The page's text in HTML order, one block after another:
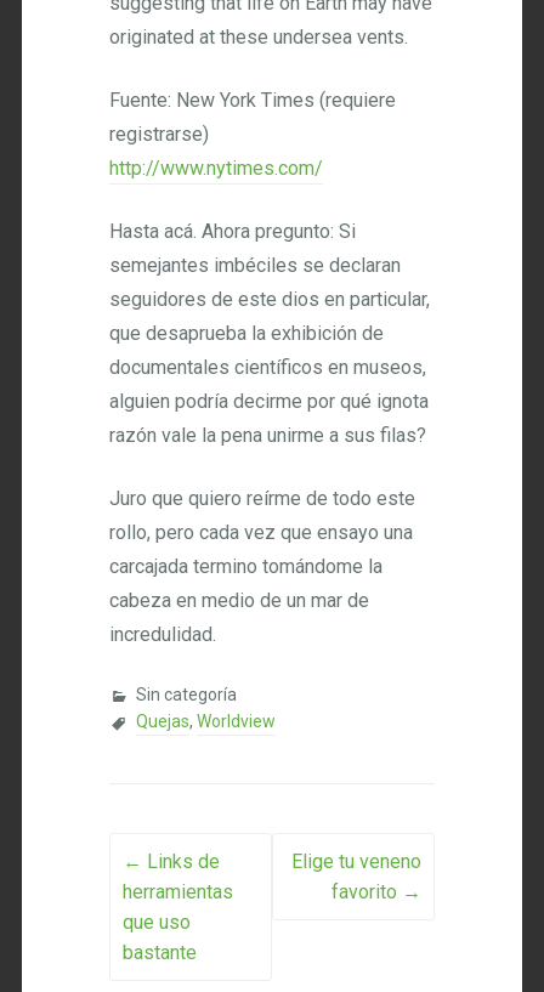
originated at these undersea vents.
Fuente: New York Times (requiere
registrarse)
http://www.nytimes.com/
Hasta acá. Ahora pregunto: Si
semejantes imbéciles se declaran
seguidores de este dios en particular,
que desaprueba la exhibición de
documentales científicos en museos,
alguien podría decirme por qué ignota
razón vale la pena unirme a sus filas?
Juro que quiero reírme de todo este
rollo, pero cada vez que ensayo una
carcajada termino tomándome la
cabeza en medio de un mar de
incredulidad.
Sin categoría
Quejas,Worldview
Post navigation
← Links de
herramientas
que uso
bastante
Elige tu veneno
favorito →